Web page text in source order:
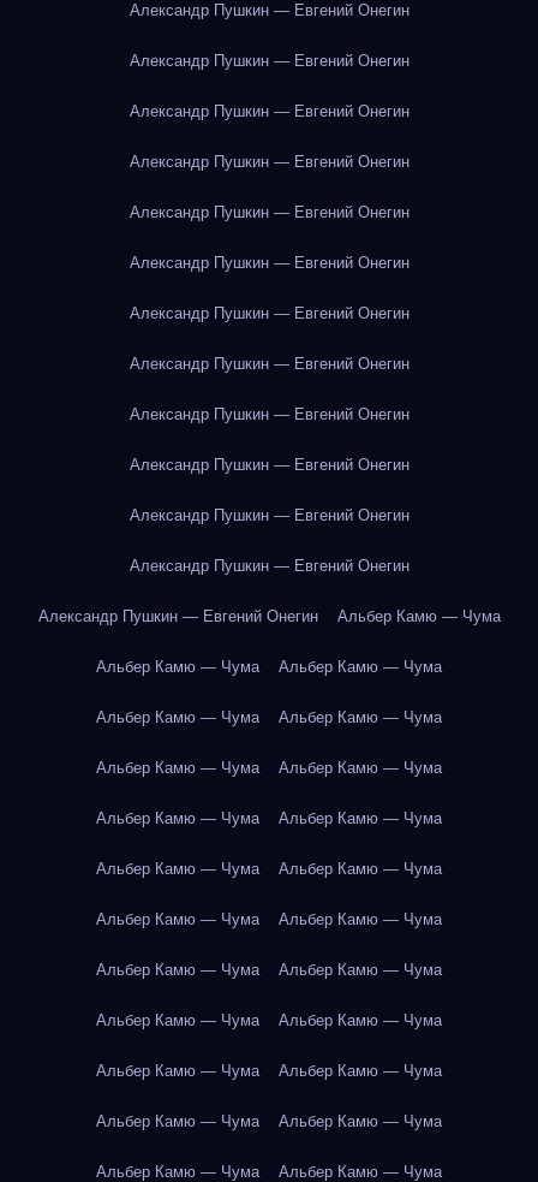
Александр Пушкин — Евгений Онегин
Александр Пушкин — Евгений Онегин
Александр Пушкин — Евгений Онегин
Александр Пушкин — Евгений Онегин
Александр Пушкин — Евгений Онегин
Александр Пушкин — Евгений Онегин
Александр Пушкин — Евгений Онегин
Александр Пушкин — Евгений Онегин
Александр Пушкин — Евгений Онегин
Александр Пушкин — Евгений Онегин
Александр Пушкин — Евгений Онегин
Александр Пушкин — Евгений Онегин
Александр Пушкин — Евгений Онегин Альбер Камю — Чума
Альбер Камю — Чума Альбер Камю — Чума
Альбер Камю — Чума Альбер Камю — Чума
Альбер Камю — Чума Альбер Камю — Чума
Альбер Камю — Чума Альбер Камю — Чума
Альбер Камю — Чума Альбер Камю — Чума
Альбер Камю — Чума Альбер Камю — Чума
Альбер Камю — Чума Альбер Камю — Чума
Альбер Камю — Чума Альбер Камю — Чума
Альбер Камю — Чума Альбер Камю — Чума
Альбер Камю — Чума Альбер Камю — Чума
Альбер Камю — Чума Альбер Камю — Чума